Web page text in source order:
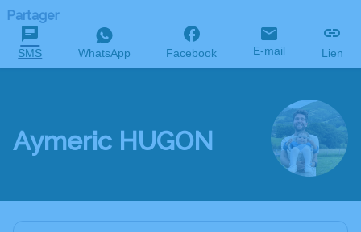
Partager
SMS WhatsApp Facebook E-mail Lien
Aymeric HUGON